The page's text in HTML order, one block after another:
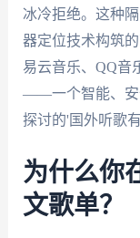
冰冷拒绝。这种
器定位技术构筑
易云音乐、QQ音
——一个智能、安
探讨的'国外听歌
为什么你
文歌单？